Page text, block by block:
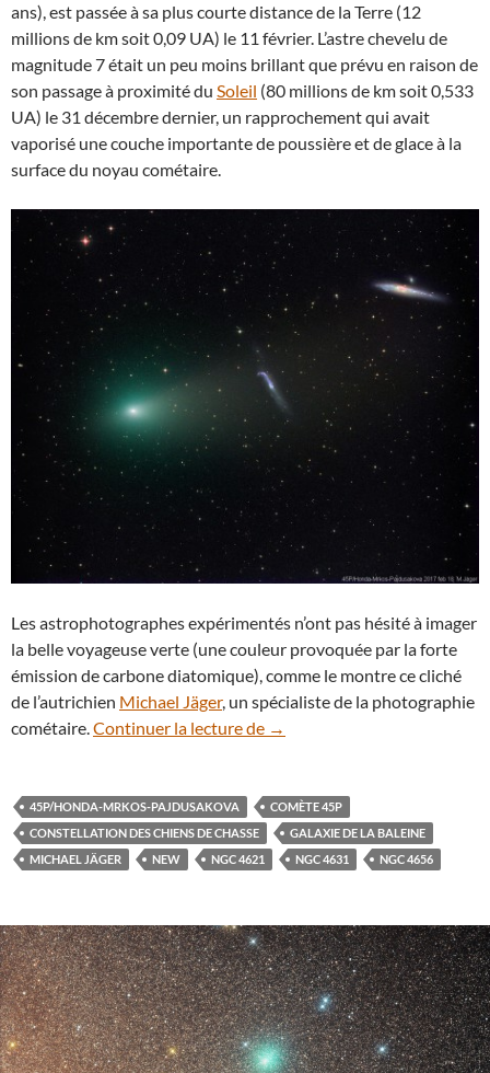
ans), est passée à sa plus courte distance de la Terre (12
millions de km soit 0,09 UA) le 11 février. L’astre chevelu de
magnitude 7 était un peu moins brillant que prévu en raison de
son passage à proximité du Soleil (80 millions de km soit 0,533
UA) le 31 décembre dernier, un rapprochement qui avait
vaporisé une couche importante de poussière et de glace à la
surface du noyau cométaire.
Les astrophotographes expérimentés n’ont pas hésité à imager
la belle voyageuse verte (une couleur provoquée par la forte
émission de carbone diatomique), comme le montre ce cliché
de l’autrichien Michael Jäger, un spécialiste de la photographie
cométaire.Continuer la lecture de Deux curieuses galaxies
→
45P/HONDA-MRKOS-PAJDUSAKOVA
COMÈTE 45P
CONSTELLATION DES CHIENS DE CHASSE
GALAXIE DE LA BALEINE
MICHAEL JÄGER
NEW NGC 4621 NGC 4631 NGC 4656